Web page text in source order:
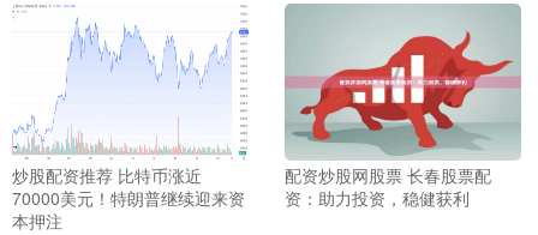
炒股配资推荐 比特币涨近
70000美元！特朗普继续迎来资
本押注
配资炒股网股票 长春股票配
资：助力投资，稳健获利